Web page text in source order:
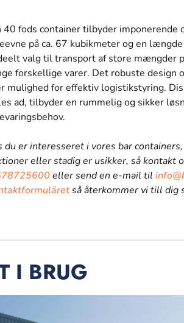
40 fods container tilbyder imponerende
på ca. 67 kubikmeter og en
valg til transport af store mængder
forskellige varer. Det robuste design
mulighed for effektiv logistikstyring.
ad, tilbyder en rummelig og sikker
du er interesseret i vores bar
eller stadig er usikker, så kontakt
eller send en e-mail til
så återkommer vi till dig
I BRUG